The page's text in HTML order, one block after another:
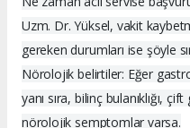
Uzm. Dr. Yüksel, vakit
gereken durumları ise şöyle
Nörolojik belirtiler: Eğer
yanı sıra, bilinç bulanıklığı,
nörolojik semptomlar varsa.